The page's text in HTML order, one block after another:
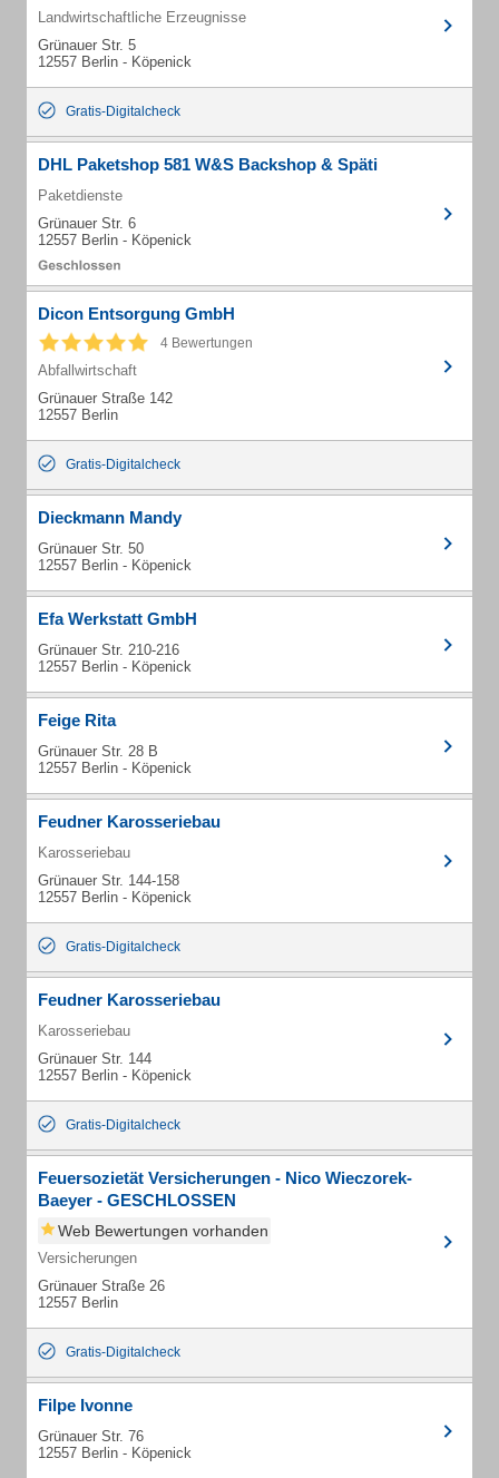
Landwirtschaftliche Erzeugnisse
Grünauer Str. 5
12557 Berlin - Köpenick
Gratis-Digitalcheck
DHL Paketshop 581 W&S Backshop & Späti
Paketdienste
Grünauer Str. 6
12557 Berlin - Köpenick
Dicon Entsorgung GmbH
4 Bewertungen
Abfallwirtschaft
Grünauer Straße 142
12557 Berlin
Gratis-Digitalcheck
Dieckmann Mandy
Grünauer Str. 50
12557 Berlin - Köpenick
Efa Werkstatt GmbH
Grünauer Str. 210-216
12557 Berlin - Köpenick
Feige Rita
Grünauer Str. 28 B
12557 Berlin - Köpenick
Feudner Karosseriebau
Karosseriebau
Grünauer Str. 144-158
12557 Berlin - Köpenick
Gratis-Digitalcheck
Feudner Karosseriebau
Karosseriebau
Grünauer Str. 144
12557 Berlin - Köpenick
Gratis-Digitalcheck
Feuersozietät Versicherungen - Nico Wieczorek-
Baeyer - GESCHLOSSEN
Web Bewertungen vorhanden
Versicherungen
Grünauer Straße 26
12557 Berlin
Gratis-Digitalcheck
Filpe Ivonne
Grünauer Str. 76
12557 Berlin - Köpenick